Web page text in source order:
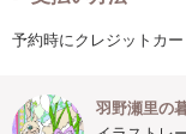
予約時にクレジットカ
羽野瀬里の